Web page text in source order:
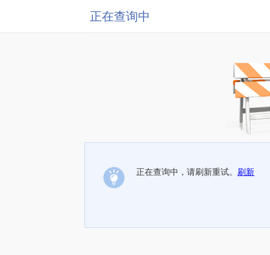
正在查询中
正在查询中，请刷新重试。 刷新